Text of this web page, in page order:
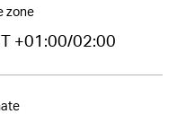
zone
+01:00/02:00